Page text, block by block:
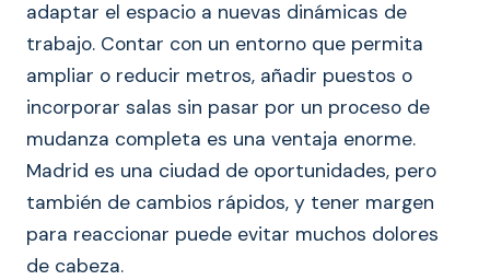
adaptar el espacio a nuevas dinámicas de
trabajo. Contar con un entorno que permita
ampliar o reducir metros, añadir puestos o
incorporar salas sin pasar por un proceso de
mudanza completa es una ventaja enorme.
Madrid es una ciudad de oportunidades, pero
también de cambios rápidos, y tener margen
para reaccionar puede evitar muchos dolores
de cabeza.